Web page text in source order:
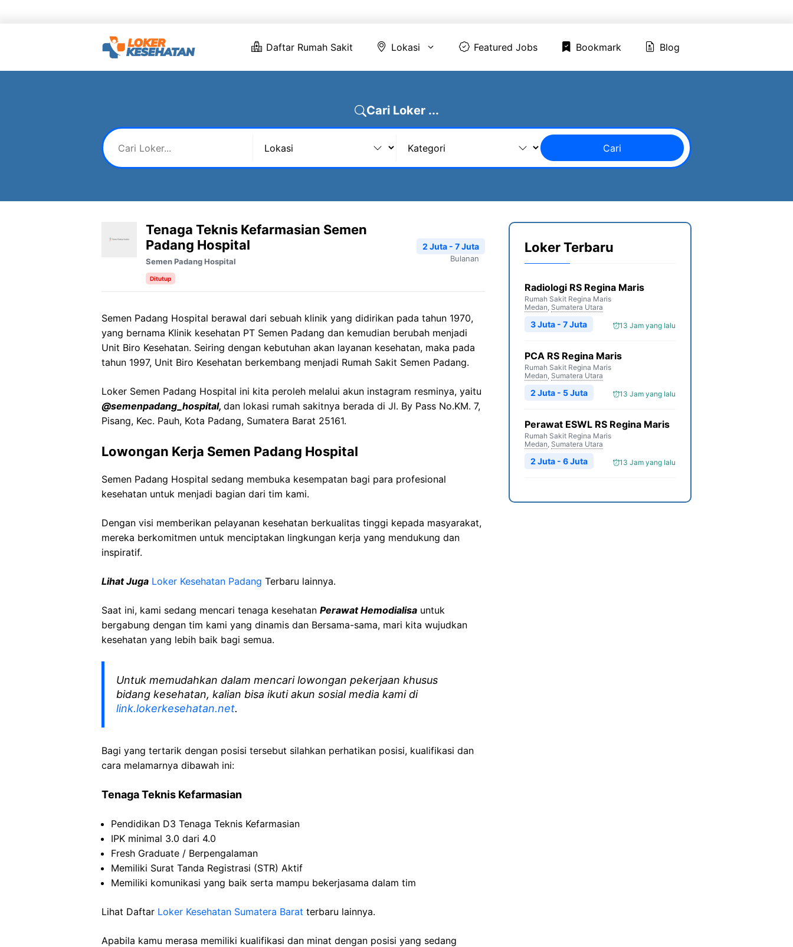
Daftar Rumah Sakit Lokasi Featured Jobs Bookmark Blog
Cari Loker ...
Cari
Tenaga Teknis Kefarmasian Semen
Padang Hospital
Semen Padang Hospital
Ditutup
2 Juta - 7 Juta
Bulanan
Semen Padang Hospital berawal dari sebuah klinik yang didirikan pada tahun 1970,
yang bernama Klinik kesehatan PT Semen Padang dan kemudian berubah menjadi
Unit Biro Kesehatan. Seiring dengan kebutuhan akan layanan kesehatan, maka pada
tahun 1997, Unit Biro Kesehatan berkembang menjadi Rumah Sakit Semen Padang.
Loker Semen Padang Hospital ini kita peroleh melalui akun instagram resminya, yaitu
@semenpadang_hospital, dan lokasi rumah sakitnya berada di Jl. By Pass No.KM. 7,
Pisang, Kec. Pauh, Kota Padang, Sumatera Barat 25161.
Lowongan Kerja Semen Padang Hospital
Semen Padang Hospital sedang membuka kesempatan bagi para profesional
kesehatan untuk menjadi bagian dari tim kami.
Dengan visi memberikan pelayanan kesehatan berkualitas tinggi kepada masyarakat,
mereka berkomitmen untuk menciptakan lingkungan kerja yang mendukung dan
inspiratif.
Lihat Juga Loker Kesehatan Padang Terbaru lainnya.
Saat ini, kami sedang mencari tenaga kesehatan Perawat Hemodialisa untuk
bergabung dengan tim kami yang dinamis dan Bersama-sama, mari kita wujudkan
kesehatan yang lebih baik bagi semua.
Untuk memudahkan dalam mencari lowongan pekerjaan khusus
bidang kesehatan, kalian bisa ikuti akun sosial media kami di
link.lokerkesehatan.net.
Bagi yang tertarik dengan posisi tersebut silahkan perhatikan posisi, kualifikasi dan
cara melamarnya dibawah ini:
Tenaga Teknis Kefarmasian
Pendidikan D3 Tenaga Teknis Kefarmasian
IPK minimal 3.0 dari 4.0
Fresh Graduate / Berpengalaman
Memiliki Surat Tanda Registrasi (STR) Aktif
Memiliki komunikasi yang baik serta mampu bekerjasama dalam tim
Lihat Daftar Loker Kesehatan Sumatera Barat terbaru lainnya.
Apabila kamu merasa memiliki kualifikasi dan minat dengan posisi yang sedang
Loker Terbaru
Radiologi RS Regina Maris
Rumah Sakit Regina Maris
Medan, Sumatera Utara
13 Jam yang lalu
3 Juta - 7 Juta
PCA RS Regina Maris
Rumah Sakit Regina Maris
Medan, Sumatera Utara
13 Jam yang lalu
2 Juta - 5 Juta
Perawat ESWL RS Regina Maris
Rumah Sakit Regina Maris
Medan, Sumatera Utara
13 Jam yang lalu
2 Juta - 6 Juta